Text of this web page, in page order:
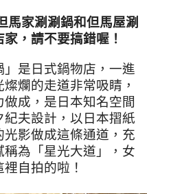
馬家涮涮鍋和但馬屋涮
，請不要搞錯喔！
」是日式鍋物店，一進
爛的走道非常吸睛，
做成，是日本知名空間
紀夫設計，以日本摺紙
光影做成這條通道，充
稱為「星光大道」，女
自拍的啦！